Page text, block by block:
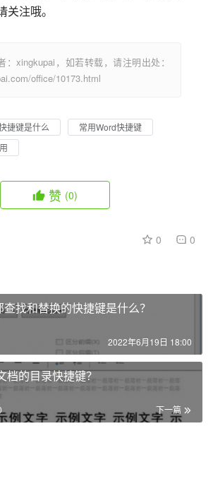
注哦。
：xingkupai，如若转载，请注明出处：
office/10173.html
捷键是什么
常用Word快捷键
赞 (0)
0 0
找和替换的快捷键是什么？
2022年6月19日 18:00
档的目录快捷键？
下一篇